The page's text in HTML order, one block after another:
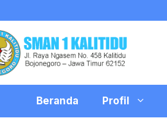
Beranda Profil